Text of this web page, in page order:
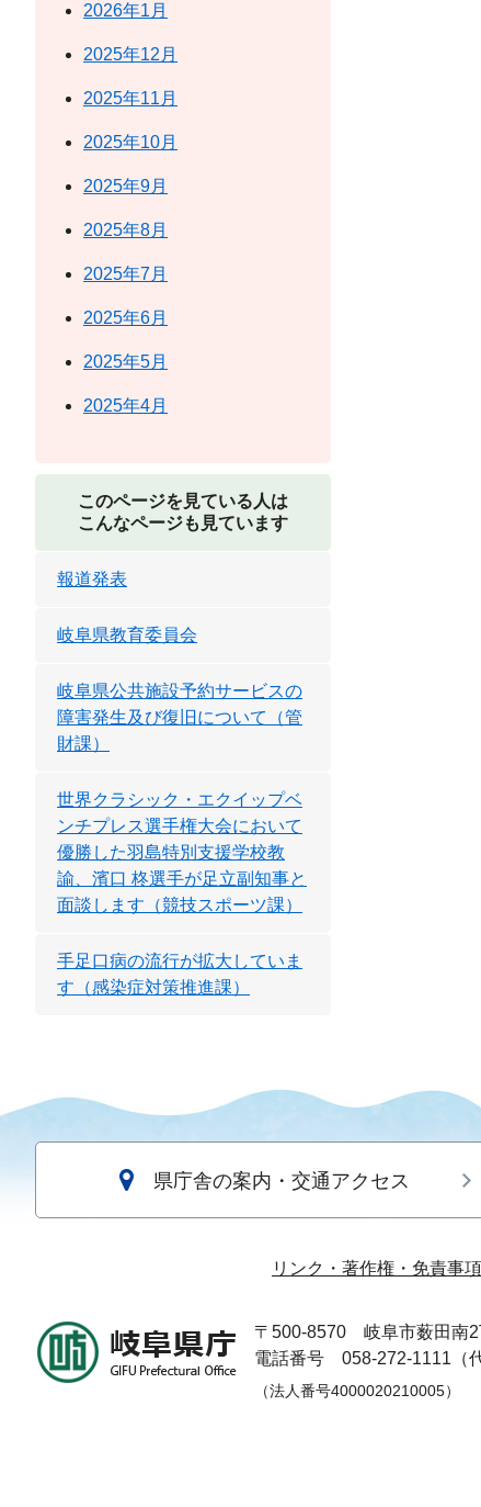
2026年1月
2025年12月
2025年11月
2025年10月
2025年9月
2025年8月
2025年7月
2025年6月
2025年5月
2025年4月
このページを見ている人は
こんなページも見ています
報道発表
岐阜県教育委員会
岐阜県公共施設予約サービスの
障害発生及び復旧について（管
財課）
世界クラシック・エクイップベ
ンチプレス選手権大会において
優勝した羽島特別支援学校教
諭、濱口 柊選手が足立副知事と
面談します（競技スポーツ課）
手足口病の流行が拡大していま
す（感染症対策推進課）
県庁舎の案内・交通アクセス
リンク・著作権・免責事項
〒500-8570
岐阜市薮田南
電話番号 058-272-1111（代
（法人番号4000020210005）